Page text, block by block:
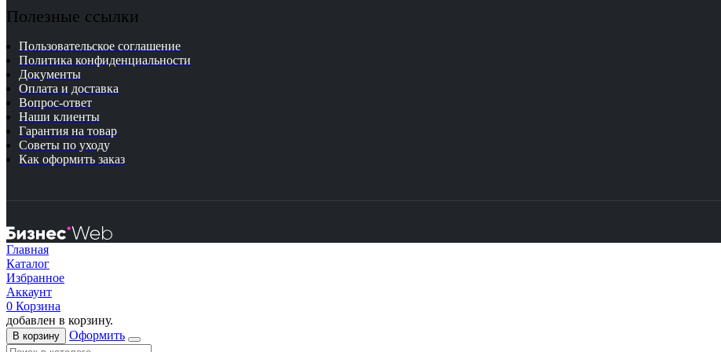
Полезные ссылки
Пользовательское соглашение
Политика конфиденциальности
Документы
Оплата и доставка
Вопрос-ответ
Наши клиенты
Гарантия на товар
Советы по уходу
Как оформить заказ
Главная
Каталог
Избранное
Аккаунт
0 Корзина
добавлен в корзину.
В корзину Оформить